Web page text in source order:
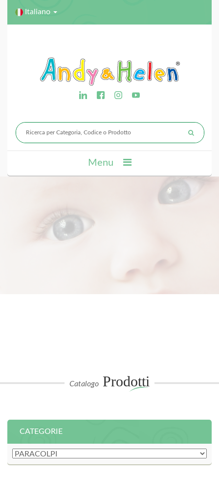
Italiano
Menu
Catalogo Prodotti
CATEGORIE